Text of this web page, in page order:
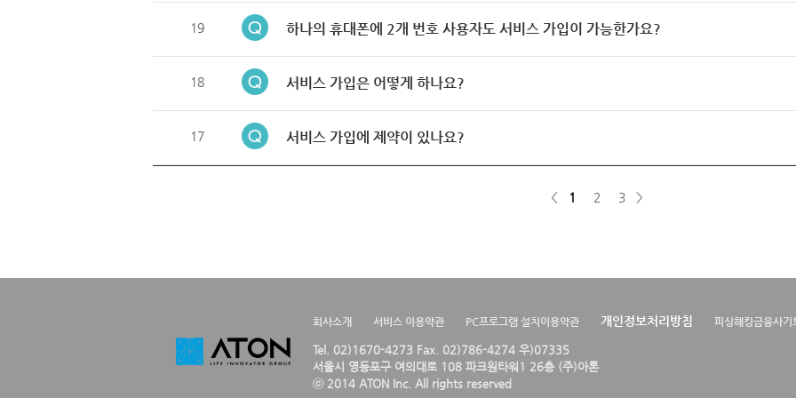
19 하나의 휴대폰에 2개 번호 사용자도 서비스 가입이 가능한가요?
18 서비스 가입은 어떻게 하나요?
17 서비스 가입에 제약이 있나요?
< 1 2 3 >
회사소개 서비스 이용약관 PC프로그램 설치이용약관 개인정보처리방침 피싱해킹금융사기
Tel. 02)1670-4273 Fax. 02)786-4274 우)07335
서울시 영등포구 여의대로 108 파크원타워1 26층 (주)아톤
ⓒ 2014 ATON Inc. All rights reserved